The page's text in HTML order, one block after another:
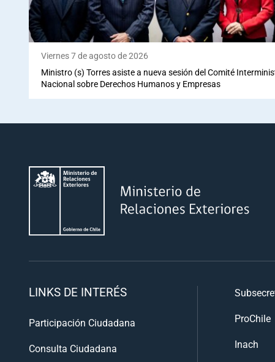
Viernes 7 de agosto de 2026
Ministro (s) Torres asiste a nueva sesión del Comité
Nacional sobre Derechos Humanos y Empresas
LINKS DE INTERÉS
Participación Ciudadana
Consulta Ciudadana
ProChile
Inach